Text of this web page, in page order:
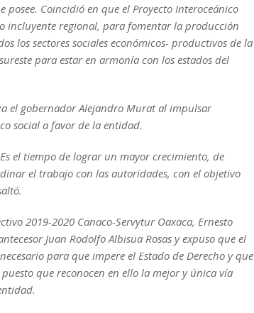
Coincidió en que el Proyecto Interoceánico
incluyente regional, para fomentar la producción
los sectores sociales económicos- productivos de la
para estar en armonía con los estados del
el gobernador Alejandro Murat al impulsar
social a favor de la entidad.
el tiempo de lograr un mayor crecimiento, de
el trabajo con las autoridades, con el objetivo
2019-2020 Canaco-Servytur Oaxaca, Ernesto
Juan Rodolfo Albisua Rosas y expuso que el
para que impere el Estado de Derecho y que
que reconocen en ello la mejor y única vía